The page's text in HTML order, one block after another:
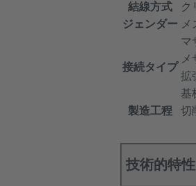
結線方式
ク
ジェンダー
接続タイプ
マ
メ
拡
基
製造工程
切
技術的特性